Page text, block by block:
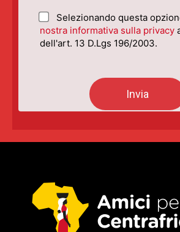
Selezionando questa
nostra informativa sulla privacy
dell'art. 13 D.Lgs 196/2003.